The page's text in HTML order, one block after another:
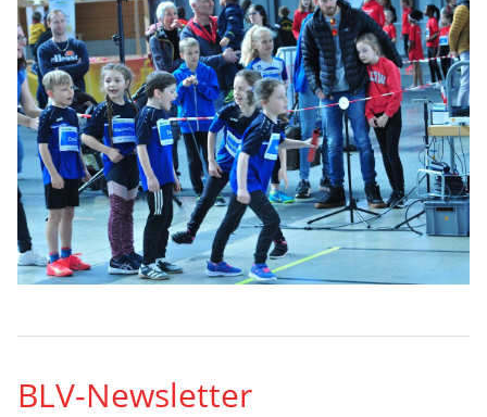
BLV-Newsletter